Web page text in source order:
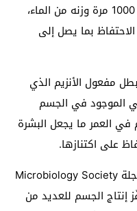
وإذا كان الحمض الهيالوريني يمتصّ 1000 مرة وزنه من الماء،
بما يصل إلى
مفعول الأنزيم الذي
الموجود في الجسم
العمر ما يجعل البشرة
على اكتنازها.
وقد أظهرت دراسة تمّ نشرها في مجلة Microbiology Society
إنتاج الجسم للعديد من